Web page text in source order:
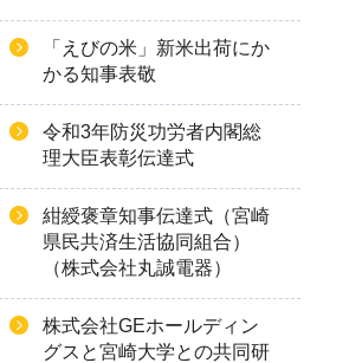
「えびの米」新米出荷にか
かる知事表敬
令和3年防災功労者内閣総
理大臣表彰伝達式
紺綬褒章知事伝達式（宮崎
県民共済生活協同組合）
（株式会社丸誠電器）
株式会社GEホールディン
グスと宮崎大学との共同研